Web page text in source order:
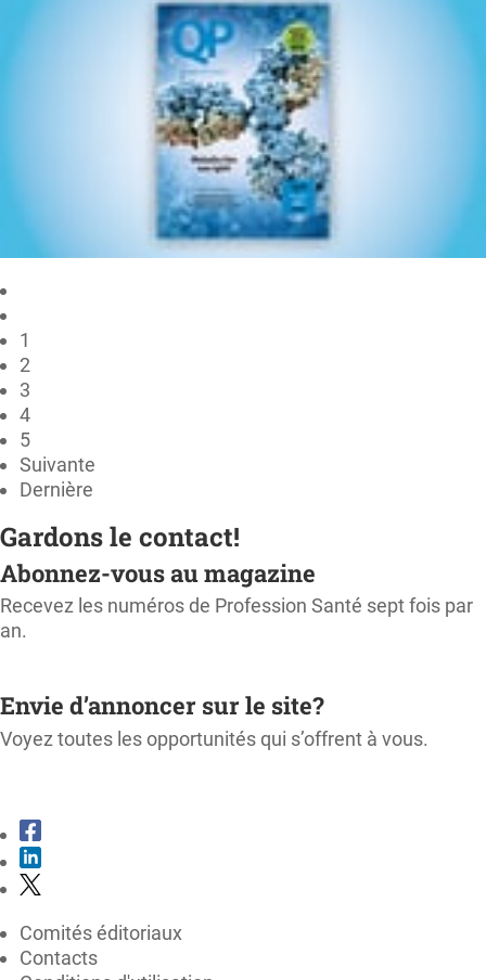
1
2
3
4
5
Suivante
Dernière
Gardons le contact!
Abonnez-vous au magazine
Recevez les numéros de Profession Santé sept fois par
an.
Envie d’annoncer sur le site?
Voyez toutes les opportunités qui s’offrent à vous.
Comités éditoriaux
Contacts